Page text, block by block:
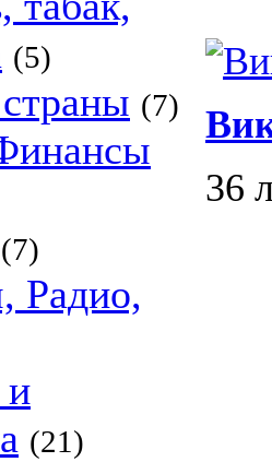
(5)
(7)
(7)
Радио,
и
(21)
36